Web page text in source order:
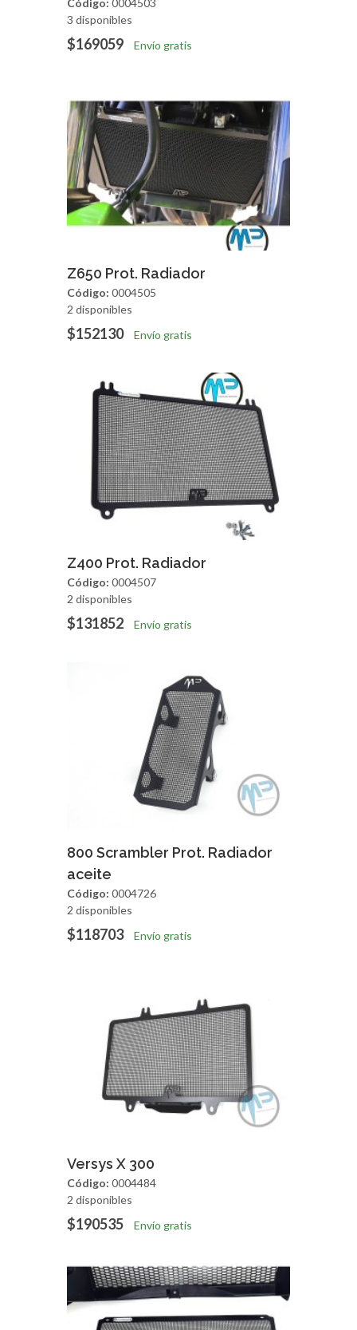
Código: 0004503
3 disponibles
$169059 Envío gratis
Agregar
Z650 Prot. Radiador
Código: 0004505
2 disponibles
$152130 Envío gratis
Agregar
Z400 Prot. Radiador
Código: 0004507
2 disponibles
$131852 Envío gratis
Agregar Vista Rapida
800 Scrambler Prot. Radiador
aceite
Código: 0004726
2 disponibles
$118703 Envío gratis
Agregar
Versys X 300
Código: 0004484
2 disponibles
$190535 Envío gratis